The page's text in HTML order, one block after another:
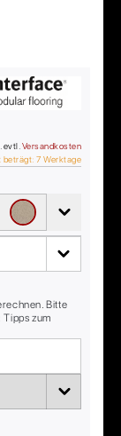
evtl. Versandkosten
beträgt: 7 Werktage
Bitte
zum